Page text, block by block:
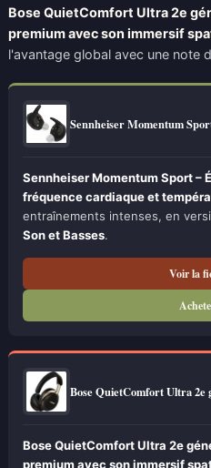
Bose QuietComfort Ultra 2e
premium avec son immersif
l'avantage global avec une note
Sennheiser Momentum
Sennheiser Momentum Sport –
fréquence cardiaque et
entraînements intenses, en
Son et Basses.
Voir la
Bose QuietComfort Ultra
Bose QuietComfort Ultra 2e
premium avec son immersif